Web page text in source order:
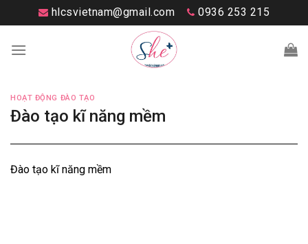
to
content
hlcsvietnam@gmail.com 0936 253 215
HOẠT ĐỘNG ĐÀO TẠO
Đào tạo kĩ năng mềm
Đào tạo kĩ năng mềm